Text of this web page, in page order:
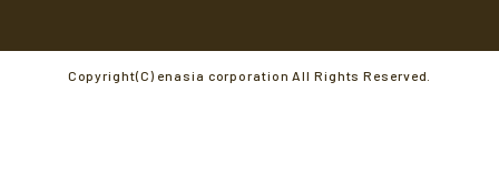
Copyright(C) enasia corporation All Rights Reserved.